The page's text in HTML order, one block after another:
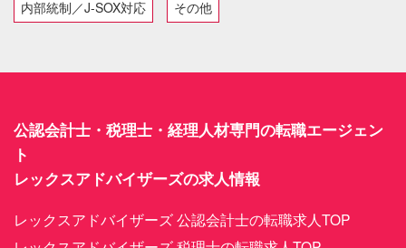
内部統制／J-SOX対応 その他
公認会計士・税理士・経理人材専門の転職エージェン
ト
レックスアドバイザーズの求人情報
レックスアドバイザーズ 公認会計士の転職求人TOP